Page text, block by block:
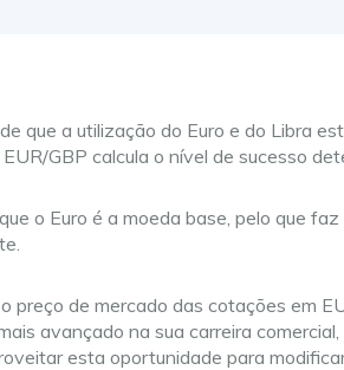
que a utilização do Euro e do Libra
GBP calcula o nível de sucesso
o Euro é a moeda base, pelo que
preço de mercado das cotações em
avançado na sua carreira
esta oportunidade para